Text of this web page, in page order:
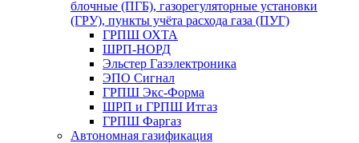
блочные (ПГБ), газорегуляторные установки
(ГРУ), пункты учёта расхода газа (ПУГ)
ГРПШ ОХТА
ШРП-НОРД
Эльстер Газэлектроника
ЭПО Сигнал
ГРПШ Экс-Форма
ШРП и ГРПШ Итгаз
ГРПШ Фаргаз
Автономная газификация